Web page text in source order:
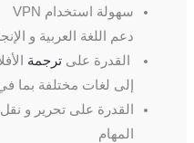
سهولة استخدام VPN
دعم اللغة العربية و
القدرة على ترجمة
إلى لغات مختلفة بما
القدرة على تحرير و
المهام